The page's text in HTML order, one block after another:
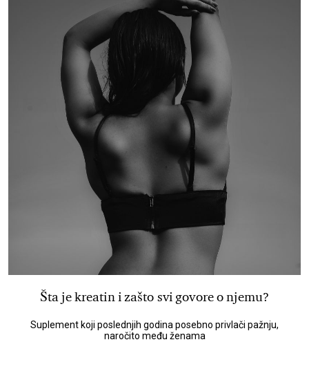
Šta je kreatin i zašto svi govore o njemu?
Suplement koji poslednjih godina posebno privlači pažnju,
naročito među ženama